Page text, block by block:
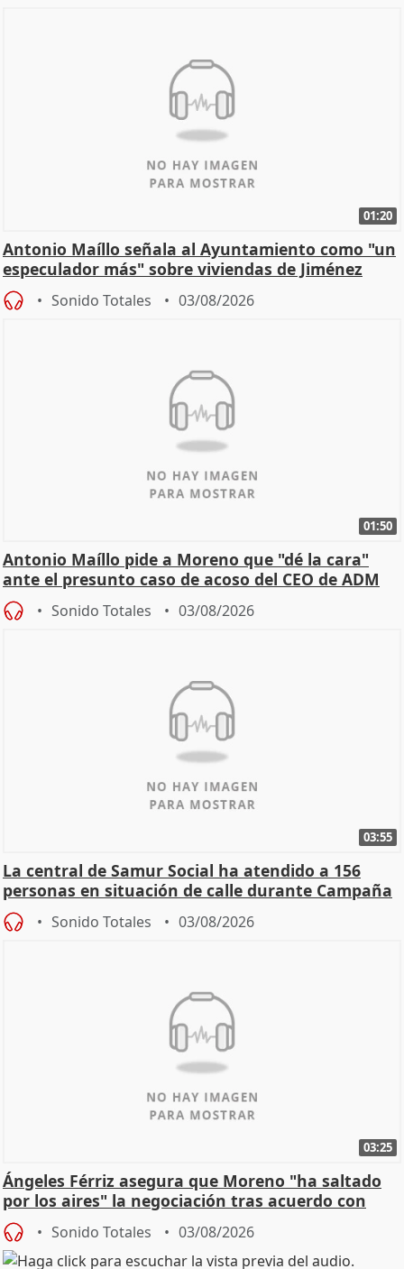
01:20
Antonio Maíllo señala al Ayuntamiento como "un
especulador más" sobre viviendas de Jiménez
Becerril
Sonido Totales 03/08/2026
01:50
Antonio Maíllo pide a Moreno que "dé la cara"
ante el presunto caso de acoso del CEO de ADM
Sonido Totales 03/08/2026
03:55
La central de Samur Social ha atendido a 156
personas en situación de calle durante Campaña
de Calor
Sonido Totales 03/08/2026
03:25
Ángeles Férriz asegura que Moreno "ha saltado
por los aires" la negociación tras acuerdo con
SMA
Sonido Totales 03/08/2026